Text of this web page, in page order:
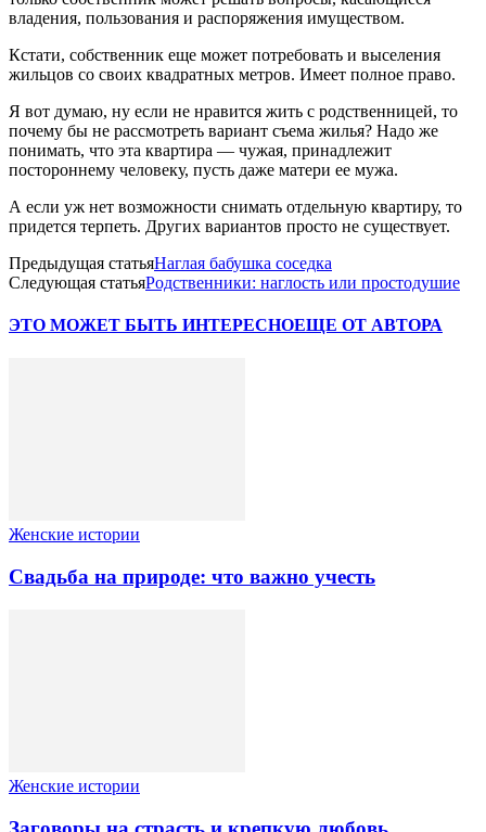
владения, пользования и распоряжения имуществом.
Кстати, собственник еще может потребовать и выселения
жильцов со своих квадратных метров. Имеет полное право.
Я вот думаю, ну если не нравится жить с родственницей, то
почему бы не рассмотреть вариант съема жилья? Надо же
понимать, что эта квартира — чужая, принадлежит
постороннему человеку, пусть даже матери ее мужа.
А если уж нет возможности снимать отдельную квартиру, то
придется терпеть. Других вариантов просто не существует.
Предыдущая статьяНаглая бабушка соседка
Следующая статьяРодственники: наглость или простодушие
ЭТО МОЖЕТ БЫТЬ ИНТЕРЕСНОЕЩЕ ОТ АВТОРА
Женские истории
Свадьба на природе: что важно учесть
Женские истории